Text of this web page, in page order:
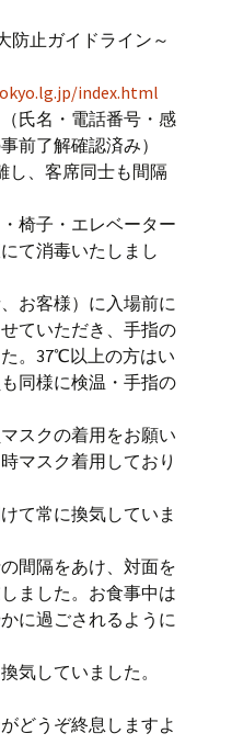
防止ガイドライン～
index.html
氏名・電話番号・感
前了解確認済み）
し、客席同士も間隔
椅子・エレベーター
て消毒いたしまし
お客様）に入場前に
ていただき、手指の
。37℃以上の方はい
同様に検温・手指の
スクの着用をお願い
マスク着用しており
て常に換気していま
間隔をあけ、対面を
ました。お食事中は
に過ごされるように
気していました。
どうぞ終息しますよ